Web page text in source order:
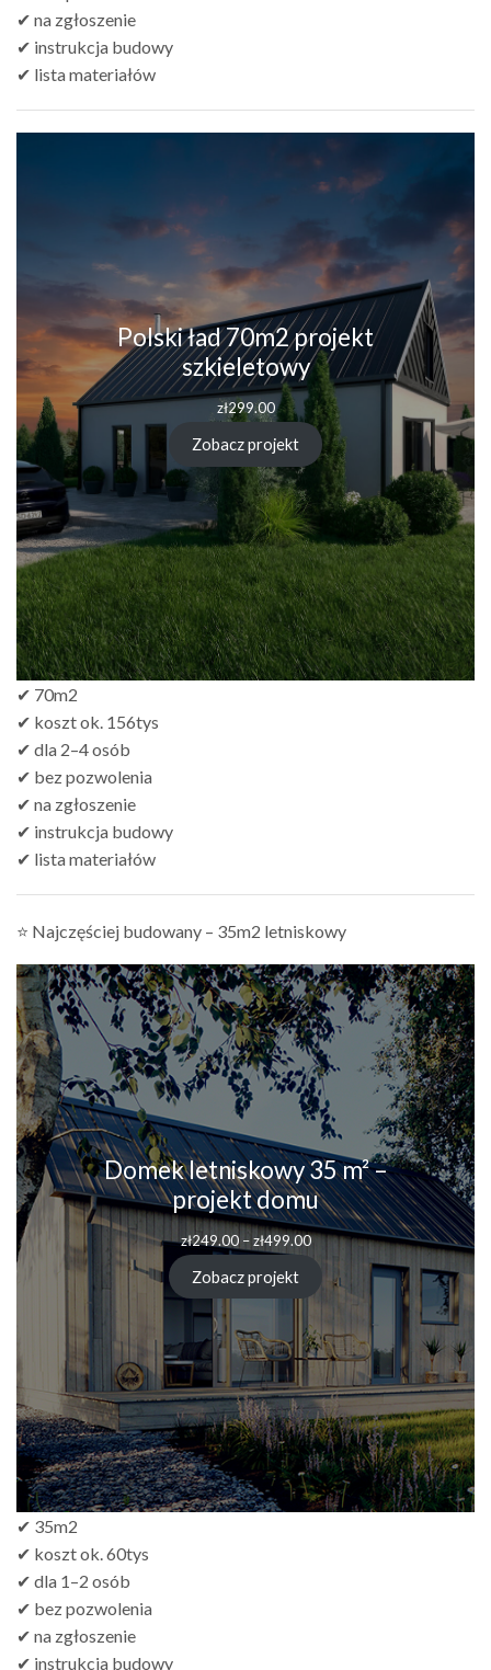
✔ na zgłoszenie
✔ instrukcja budowy
✔ lista materiałów
Polski ład 70m2 projekt
szkieletowy
zł299.00
Zobacz projekt
✔ 70m2
✔ koszt ok. 156tys
✔ dla 2–4 osób
✔ bez pozwolenia
✔ na zgłoszenie
✔ instrukcja budowy
✔ lista materiałów
⭐ Najczęściej budowany – 35m2 letniskowy
Domek letniskowy 35 m² –
projekt domu
zł249.00 – zł499.00Zakres
zł249.00
zł499.00
Zobacz projekt
✔ 35m2
✔ koszt ok. 60tys
✔ dla 1–2 osób
✔ bez pozwolenia
✔ na zgłoszenie
✔ instrukcja budowy